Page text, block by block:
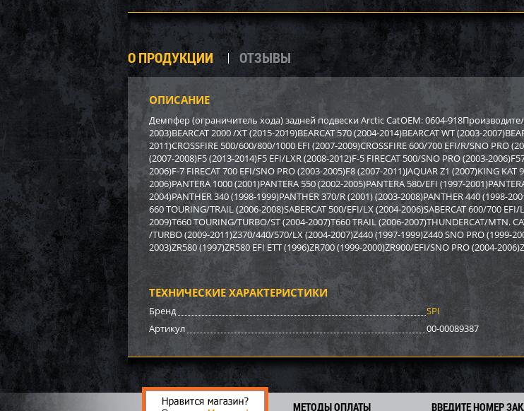
Бампер Sport Parts Inc. для
BRP (REV XP) SM-12454
3 170i 2 948i
222i Экономия
Бампер BRP SM-
4 170i 3 878i
292i
Бампер задний BRP SM-12698 Бампер Polaris SM-
О ПРОДУКЦИИ ОТЗЫВЫ
ОПИСАНИЕ
Демпфер (ограничитель хода) задней подвески Arctic CatOEM: 0604-
2003)BEARCAT 2000 /XT (2015-2019)BEARCAT 570 (2004-2014)BEARCAT WT (2003-
2011)CROSSFIRE 500/600/800/1000 EFI (2007-2009)CROSSFIRE 600/700 EFI/R/SNO PRO
(2007-2008)F5 (2013-2014)F5 EFI/LXR (2008-2012)F-5 FIRECAT 500/SNO PRO (2003-
2006)F-7 FIRECAT 700 EFI/SNO PRO (2003-2005)F8 (2007-2011)JAQUAR Z1 (2007)KING
2006)PANTERA 1000 (2001)PANTERA 550 (2002-2005)PANTERA 580/EFI (1997-
2004)PANTHER 340 (1998-1999)PANTHER 370/R (2001) (2003-2008)PANTHER 440 (1998-
660 TOURING/TRAIL (2006-2008)SABERCAT 500/EFI/LX (2004-2006)SABERCAT 600/700
2009)T660 TOURING/TURBO/ST (2004-2007)T660 TRAIL (2006-2007)THUNDERCAT/MTN.
/TURBO (2009-2011)Z370/440/570/LX (2004-2007)Z440 (1997-1999)Z440 SNO PRO (1999-
2003)ZR580 (1997)ZR580 EFI ETT (1996)ZR700 (1999-2000)ZR900/EFI/SNO PRO (2004-
ТЕХНИЧЕСКИЕ ХАРАКТЕРИСТИКИ
Бренд
SPI
Артикул
00-00089387
МЕТОДЫ ОПЛАТЫ ВВЕДИТЕ НОМЕР